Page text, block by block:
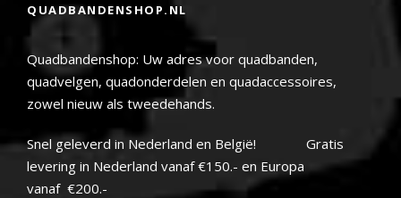
QUADBANDENSHOP.NL
Quadbandenshop: Uw adres voor quadbanden,
quadvelgen, quadonderdelen en quadaccessoires,
zowel nieuw als tweedehands.
Snel geleverd in Nederland en België! Gratis
levering in Nederland vanaf €150.- en Europa
vanaf €200.-